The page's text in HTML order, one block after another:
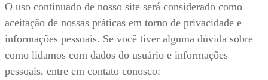
O uso continuado de nosso site será considerado como
aceitação de nossas práticas em torno de privacidade e
informações pessoais. Se você tiver alguma dúvida sobre
como lidamos com dados do usuário e informações
pessoais, entre em contato conosco: